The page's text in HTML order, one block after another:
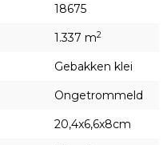
18675
1.337 m2
Gebakken klei
Ongetrommeld
20,4x6,6x8cm